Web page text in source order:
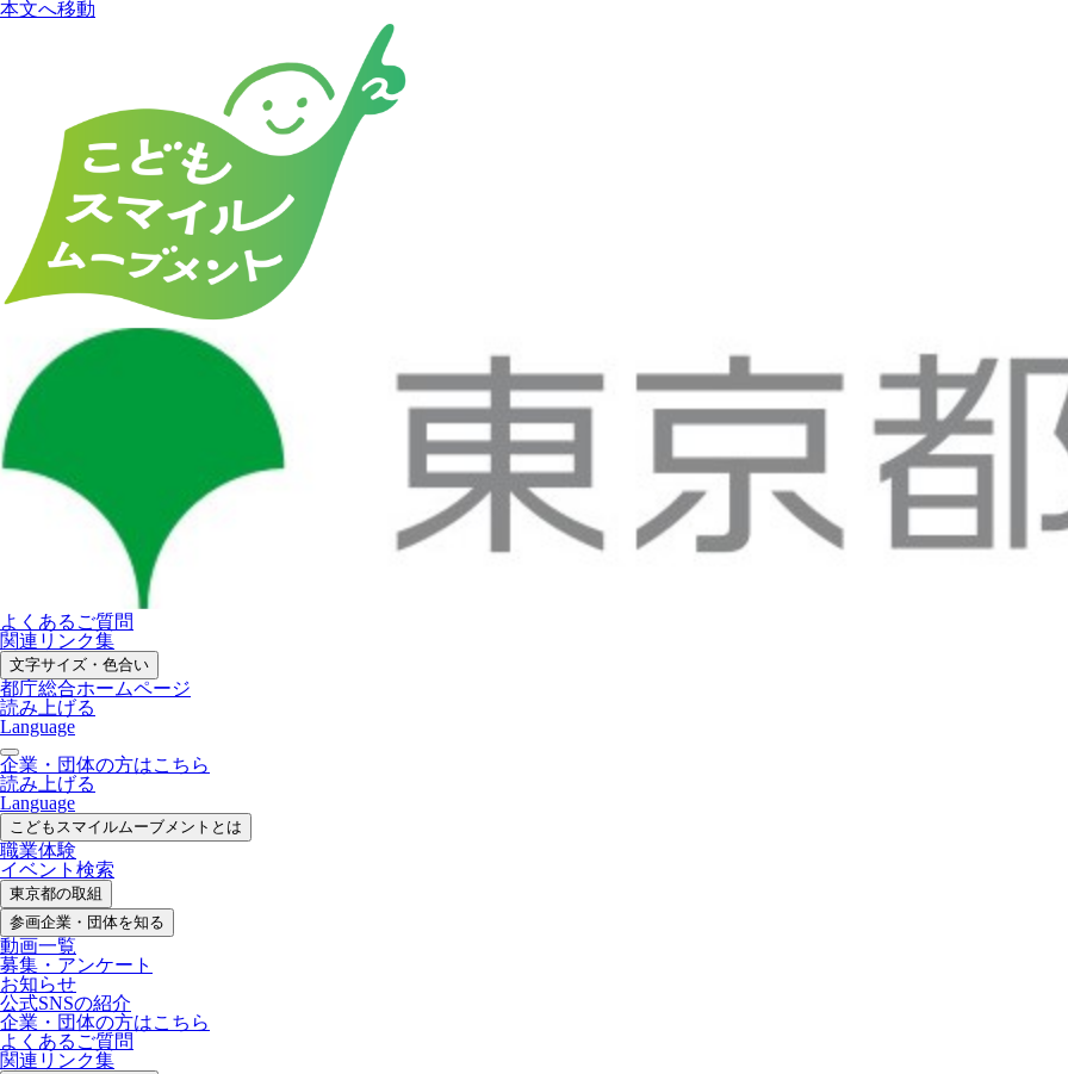
本文へ移動
よくあるご質問
関連リンク集
文字サイズ・色合い
都庁総合ホームページ
読み上げる
Language
企業・団体の方はこちら
読み上げる
Language
こどもスマイルムーブメントとは
職業体験
イベント検索
東京都の取組
参画企業・ 団体を知る
動画一覧
募集・ アンケート
お知らせ
公式SNSの紹介
企業・団体の方はこちら
よくあるご質問
関連リンク集